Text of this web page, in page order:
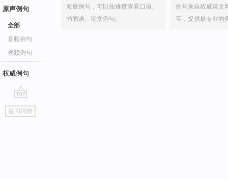
原声例句
全部
音频例句
视频例句
权威例句
go
top
返回词典
海量例句，可以按难度查看口语、
书面语、论文例句。
例句来自权威英文
等，提供最专业的